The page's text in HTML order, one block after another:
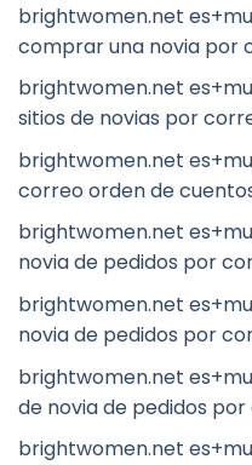
brightwomen.net
comprar una novia por
brightwomen.net
sitios de novias por
brightwomen.net
correo orden de
brightwomen.net
novia de pedidos por
brightwomen.net
novia de pedidos por
brightwomen.net
de novia de pedidos
brightwomen.net